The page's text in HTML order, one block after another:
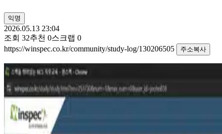
익명
2026.05.13 23:04
조회 32추천 0스크랩 0
https://winspec.co.kr/community/study-log/130206505
주소복사